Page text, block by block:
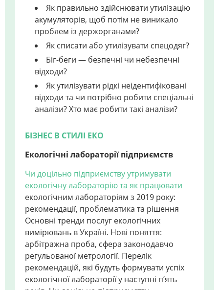
Як правильно здійснювати утилізацію
акумуляторів, щоб потім не виникало
проблем із держорганами?
Як списати або утилізувати спецодяг?
Біг-беги — безпечні чи небезпечні
відходи?
Як утилізувати рідкі неідентифіковані
відходи та чи потрібно робити спеціальні
аналізи? Хто має робити такі аналізи?
БІЗНЕС В СТИЛІ ЕКО
Екологічні лабораторії підприємств
Чи доцільно підприємству утримувати
екологічну лабораторію та як працювати
екологічним лабораторіям з 2019 року:
рекомендації, проблематика та рішення
Основні тренди послуг екологічних
вимірювань в Україні. Нові поняття:
арбітражна проба, сфера законодавчо
регульованої метрології. Перелік
рекомендацій, які будуть формувати успіх
екологічної лабораторії у наступні п’ять